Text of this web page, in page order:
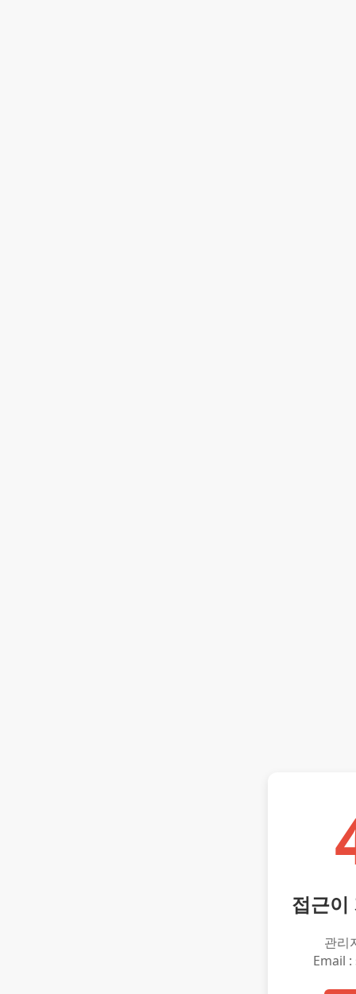
접근이
관리
Email